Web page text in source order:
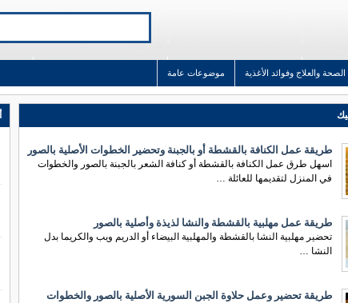
الصحة والعلاج وفوائد الأغذية موضوعات عامة
طريقة عمل الكنافة بالقشطة أو بالجبنة وتحضير الخطوات الأصلية بالصور
اسهل طرق عمل الكنافة بالقشطة أو كنافة الشعر بالجبنة بالصور والخطوات
في المنزل لتقديمها للعائلة …
طريقة عمل مهلبية بالقشطة والنشا لذيذة وأصلية بالصور
تحضير مهلبية النشا بالقشطة والمهلبية البيضاء أو الدريم ويب والكريما بدل
النشا …
طريقة تحضير وعمل حلاوة الجبن السورية الأصلية بالصور والخطوات